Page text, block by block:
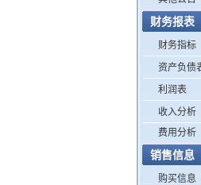
财务报表
财务指标
资产负债
利润表
收入分析
费用分析
销售信息
购买信息